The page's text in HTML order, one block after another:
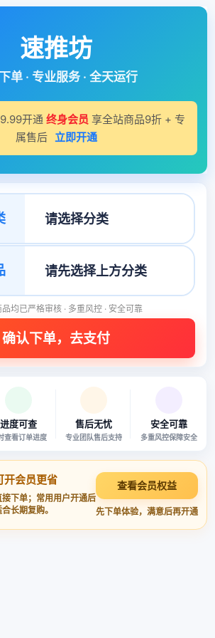
速推坊
单 · 专业服务 · 全天运行
开通 终身会员 享全站商品9折 + 专
属售后 立即开通
均已严格审核 · 多重风控 · 安全可靠
进度可查
查看订单进度
售后无忧
专业团队售后支持
安全可靠
多重风控保障安全
开会员更省
下单；常用用户开通后
长期复购。
查看会员权益
先下单体验，满意后再开通